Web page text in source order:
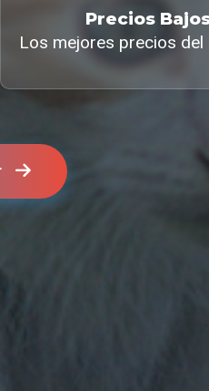
Precios
Los mejores precios del